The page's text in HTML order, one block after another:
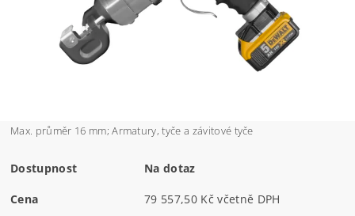
Max. průměr 16 mm; Armatury, tyče a závitové tyče
Dostupnost Na dotaz
Cena 79 557,50 Kč včetně DPH